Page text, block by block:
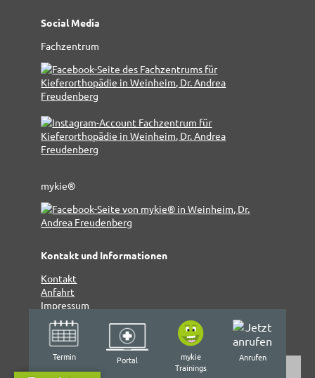
Social Media
Fachzentrum
mykie®
Kontakt und Informationen
Kontakt
Anfahrt
Impressum
Datenschutz
Cookie-Hinweis
Termin Portal
mykie
Trainings
Anrufen